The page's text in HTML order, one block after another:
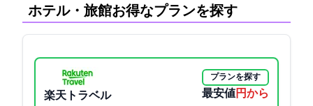
ホテル・旅館:お得なプランを探す
楽天トラベル
プランを探す
最安値4860円から